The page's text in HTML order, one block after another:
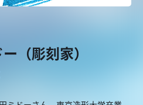
（彫刻家）